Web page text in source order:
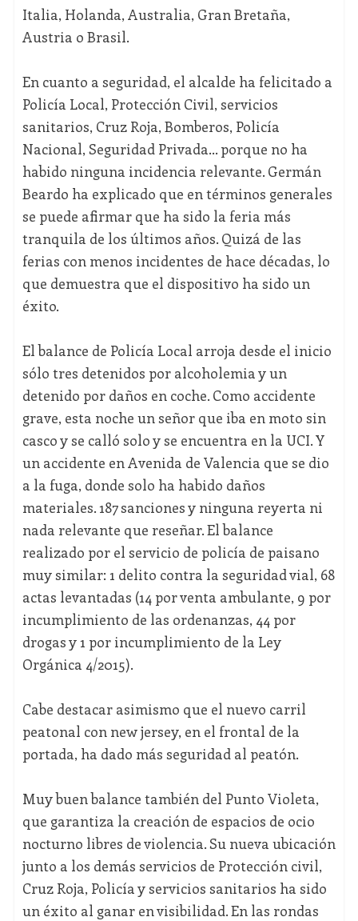
Italia, Holanda, Australia, Gran Bretaña,
Austria o Brasil.
En cuanto a seguridad, el alcalde ha felicitado a
Policía Local, Protección Civil, servicios
sanitarios, Cruz Roja, Bomberos, Policía
Nacional, Seguridad Privada… porque no ha
habido ninguna incidencia relevante. Germán
Beardo ha explicado que en términos generales
se puede afirmar que ha sido la feria más
tranquila de los últimos años. Quizá de las
ferias con menos incidentes de hace décadas, lo
que demuestra que el dispositivo ha sido un
éxito.
El balance de Policía Local arroja desde el inicio
sólo tres detenidos por alcoholemia y un
detenido por daños en coche. Como accidente
grave, esta noche un señor que iba en moto sin
casco y se calló solo y se encuentra en la UCI. Y
un accidente en Avenida de Valencia que se dio
a la fuga, donde solo ha habido daños
materiales. 187 sanciones y ninguna reyerta ni
nada relevante que reseñar. El balance
realizado por el servicio de policía de paisano
muy similar: 1 delito contra la seguridad vial, 68
actas levantadas (14 por venta ambulante, 9 por
incumplimiento de las ordenanzas, 44 por
drogas y 1 por incumplimiento de la Ley
Orgánica 4/2015).
Cabe destacar asimismo que el nuevo carril
peatonal con new jersey, en el frontal de la
portada, ha dado más seguridad al peatón.
Muy buen balance también del Punto Violeta,
que garantiza la creación de espacios de ocio
nocturno libres de violencia. Su nueva ubicación
junto a los demás servicios de Protección civil,
Cruz Roja, Policía y servicios sanitarios ha sido
un éxito al ganar en visibilidad. En las rondas